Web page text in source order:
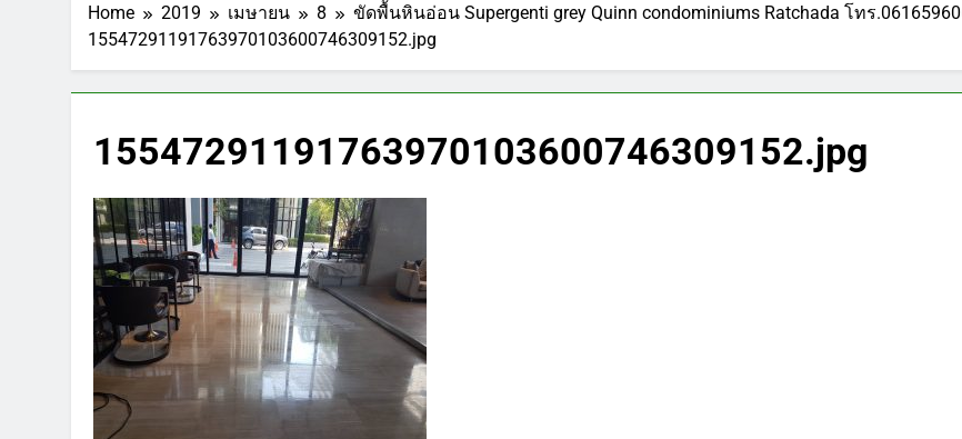
Home 2019 เมษายน 8
ขัดพื้นหินอ่อน Supergenti grey Quinn condominiums Ratchada โทร
15547291191763970103600746309152.jpg
15547291191763970103600746309152.jpg